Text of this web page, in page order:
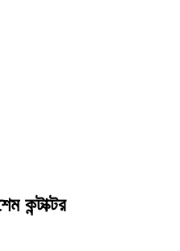
কন্টাক্টর